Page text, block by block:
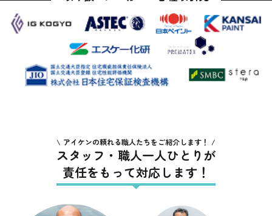
アイケンの頼れる職人たちをご紹介します！
スタッフ・職人一人ひとりが
責任をもって対応します！